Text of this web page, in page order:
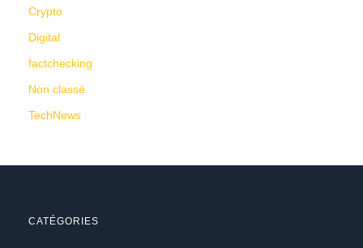
Crypto
Digital
factchecking
Non classé
TechNews
CATÉGORIES